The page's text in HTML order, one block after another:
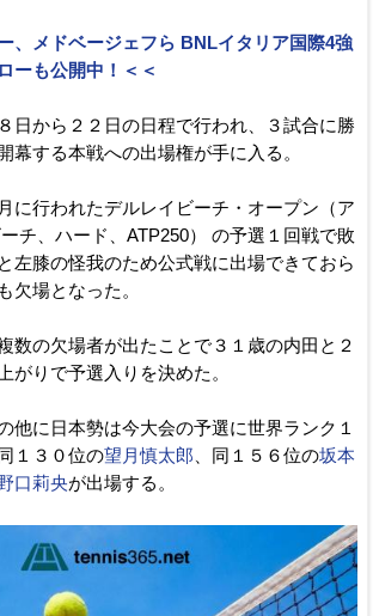
、メドベージェフら BNLイタリア国際4強
ーも公開中！＜＜
日から２２日の日程で行われ、３試合に勝
幕する本戦への出場権が手に入る。
に行われたデルレイビーチ・オープン（ア
チ、ハード、ATP250） の予選１回戦で敗
左膝の怪我のため公式戦に出場できておら
欠場となった。
数の欠場者が出たことで３１歳の内田と２
がりで予選入りを決めた。
他に日本勢は今大会の予選に世界ランク１
１３０位の望月慎太郎、同１５６位の坂本
口莉央が出場する。